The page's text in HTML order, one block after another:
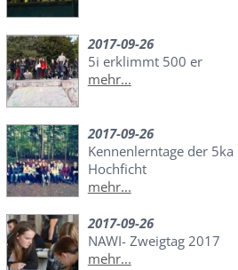
2017-09-26
5i erklimmt 500 er
mehr...
2017-09-26
Kennenlerntage der
Hochficht
mehr...
2017-09-26
NAWI- Zweigtag 2017
mehr...